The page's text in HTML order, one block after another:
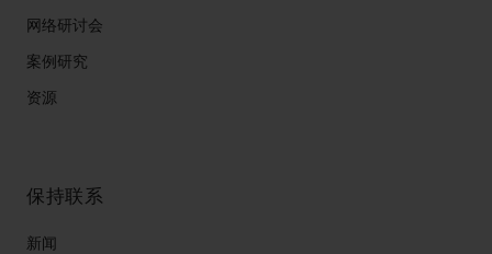
网络研讨会
案例研究
资源
保持联系
新闻